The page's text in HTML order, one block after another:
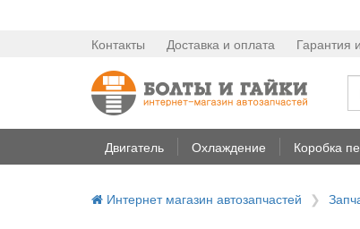
Контакты Доставка и оплата Гарантия
Двигатель Охлаждение Коробка
Интернет магазин автозапчастей